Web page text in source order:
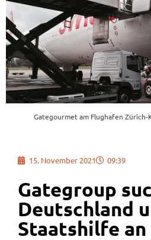
Gategourmet am Flughafen
15. November 2021 09:39
Gategroup
Deutschland
Staatshilfe an